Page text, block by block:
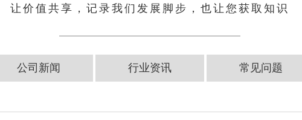
让价值共享，记录我们发展脚步，也让您获取知识
公司新闻 行业资讯 常见问题